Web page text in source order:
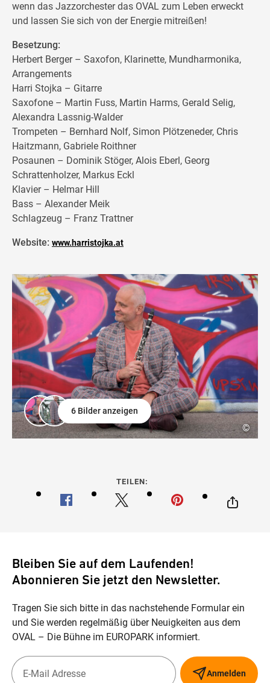
wenn das Jazzorchester das OVAL zum Leben erweckt
und lassen Sie sich von der Energie mitreißen!
Besetzung:
Herbert Berger – Saxofon, Klarinette, Mundharmonika,
Arrangements
Harri Stojka – Gitarre
Saxofone – Martin Fuss, Martin Harms, Gerald Selig,
Alexandra Lassnig-Walder
Trompeten – Bernhard Nolf, Simon Plötzeneder, Chris
Haitzmann, Gabriele Roithner
Posaunen – Dominik Stöger, Alois Eberl, Georg
Schrattenholzer, Markus Eckl
Klavier – Helmar Hill
Bass – Alexander Meik
Schlagzeug – Franz Trattner
Website: www.harristojka.at
©
6 Bilder anzeigen
TEILEN:
Bleiben Sie auf dem Laufenden!
Abonnieren Sie jetzt den Newsletter.
Tragen Sie sich bitte in das nachstehende Formular ein
und Sie werden regelmäßig über Neuigkeiten aus dem
OVAL – Die Bühne im EUROPARK informiert.
Anmelden